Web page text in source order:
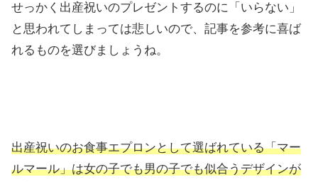
せっかく出産祝いのプレゼントするのに「いらない」
と思われてしまっては悲しいので、記事を参考に喜ば
れるものを選びましょうね。
出産祝いのお食事エプロンとして選ばれている「マー
ルマール」は女の子でも男の子でも似合うデザインが